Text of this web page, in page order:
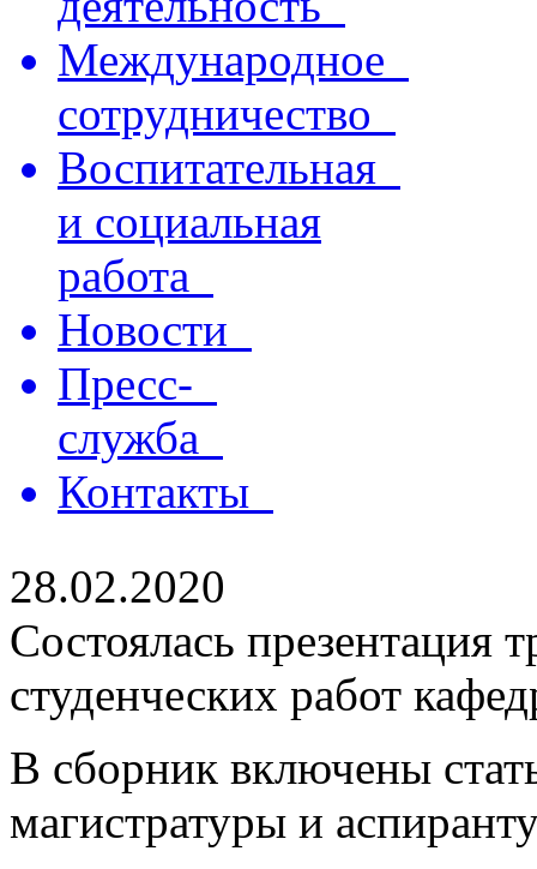
Международное
сотрудничество
Воспитательная
и социальная
работа
Новости
Пресс-
служба
Контакты
28.02.2020
Состоялась презентация
студенческих работ
В сборник включены
магистратуры и